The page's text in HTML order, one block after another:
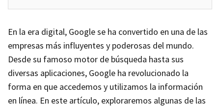
En la era digital, Google se ha convertido en una de las
empresas más influyentes y poderosas del mundo.
Desde su famoso motor de búsqueda hasta sus
diversas aplicaciones, Google ha revolucionado la
forma en que accedemos y utilizamos la información
en línea. En este artículo, exploraremos algunas de las